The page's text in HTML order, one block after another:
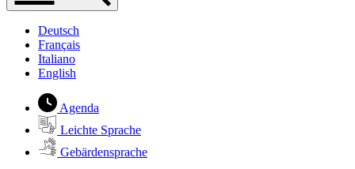
Deutsch
Français
Italiano
English
Agenda
Leichte Sprache
Gebärdensprache